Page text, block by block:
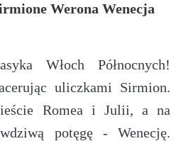
Werona Wenecja
Włoch Północnych!
uliczkami Sirmion.
Romea i Julii, a na
potęgę - Wenecję.